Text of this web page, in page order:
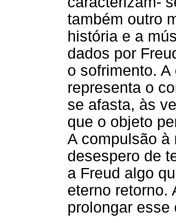
também outro
história e a
dados por
o sofrimento.
representa o
se afasta, às
que o objeto
A compulsão à
desespero de
a Freud algo
eterno retorno.
prolongar esse